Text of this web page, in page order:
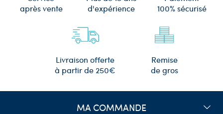
après vente
d'expérience
100% sécurisé
Livraison offerte
à partir de 250€
Remise
de gros
MA COMMANDE